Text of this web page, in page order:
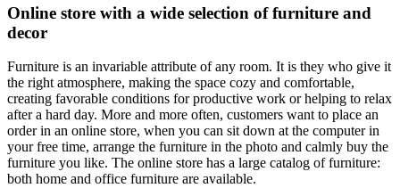
Online store with a wide selection of furniture and
decor
Furniture is an invariable attribute of any room. It is they who give it
the right atmosphere, making the space cozy and comfortable,
creating favorable conditions for productive work or helping to relax
after a hard day. More and more often, customers want to place an
order in an online store, when you can sit down at the computer in
your free time, arrange the furniture in the photo and calmly buy the
furniture you like. The online store has a large catalog of furniture:
both home and office furniture are available.